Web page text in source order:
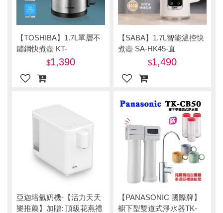
【TOSHIBA】1.7L單層不
鏽鋼快煮壺 KT-
17SHNTW-直1,390
【SABA】1.7L智能溫控快
煮壺 SA-HK45-直
1,490
亞迦培氫奶機-【活力天天
樂推薦】加贈: 頂級花燕禮
【PANASONIC 國際牌】
櫥下型雙道式淨水器TK-